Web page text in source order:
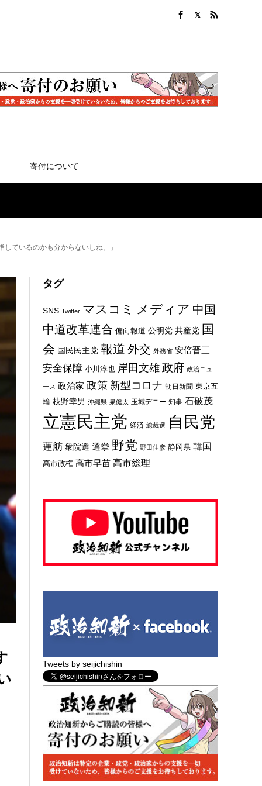
寄付について
ているのかも分からないしね。」
タグ
SNS Twitter マスコミ メディア 中国
中道改革連合 偏向報道 公明党 共産党 国
会 国民民主党 報道 外交 外務省 安倍晋三
安全保障 小川淳也 岸田文雄 政府 政治ニュ
ース 政治家 政策 新型コロナ 朝日新聞 東京五
輪 枝野幸男 沖縄県 泉健太 玉城デニー 知事 石破茂
立憲民主党 経済 総裁選 自民党
蓮舫 衆院選 選挙 野党 野田佳彦 静岡県 韓国
高市政権 高市早苗 高市総理
Tweets by seijichishin